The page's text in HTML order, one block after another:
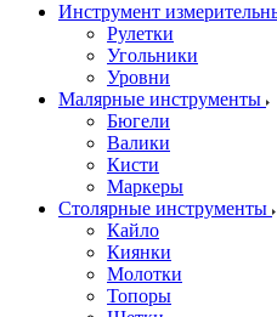
Инструмент
Рулетки
Угольники
Уровни
Малярные инструменты
Бюгели
Валики
Кисти
Маркеры
Столярные инструменты
Кайло
Киянки
Молотки
Топоры